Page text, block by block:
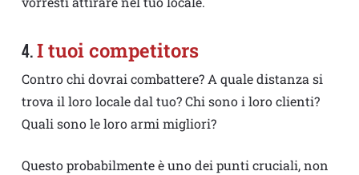
4.I tuoi competitors
Contro chi dovrai combattere? A quale distanza si
trova il loro locale dal tuo? Chi sono i loro clienti?
Quali sono le loro armi migliori?
Questo probabilmente è uno dei punti cruciali, non